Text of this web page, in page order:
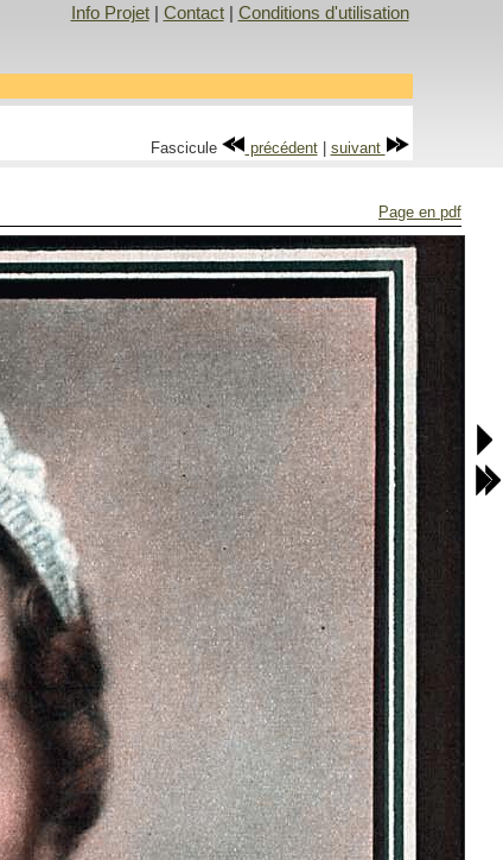
Info Projet| Contact| Conditions d'utilisation
Fascicule précédent| suivant
Page en pdf